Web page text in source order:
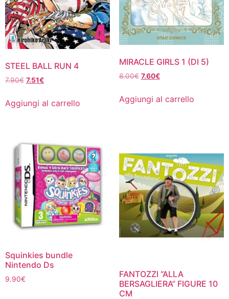
STEEL BALL RUN 4
7.90€ Il
originale
era:
7.51€Il
attuale
Aggiungi al carrello
MIRACLE GIRLS 1 (DI 5)
8.00€ Il
originale
era:
7.60€Il
attuale
Aggiungi al carrello
Squinkies bundle
Nintendo Ds
9.90€
FANTOZZI “ALLA
BERSAGLIERA” FIGURE 10
CM